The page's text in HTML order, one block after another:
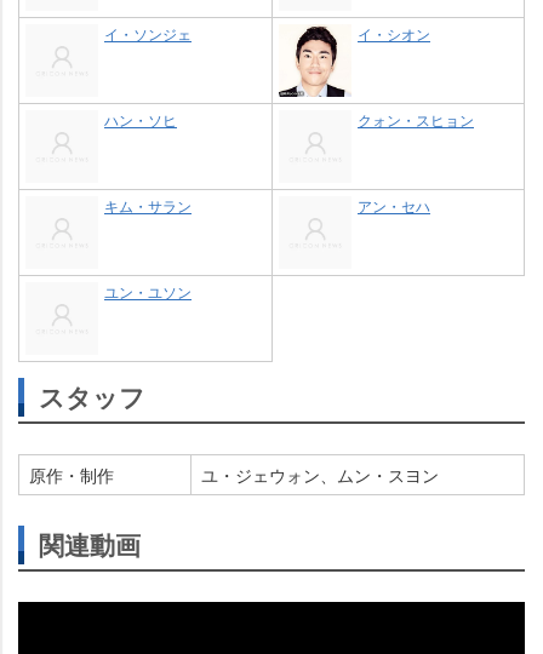
イ・ソンジェ イ・シオン
ハン・ソヒ クォン・スヒョン
キム・サラン アン・セハ
ユン・ユソン
スタッフ
原作・制作 ユ・ジェウォン、ムン・スヨン
関連動画